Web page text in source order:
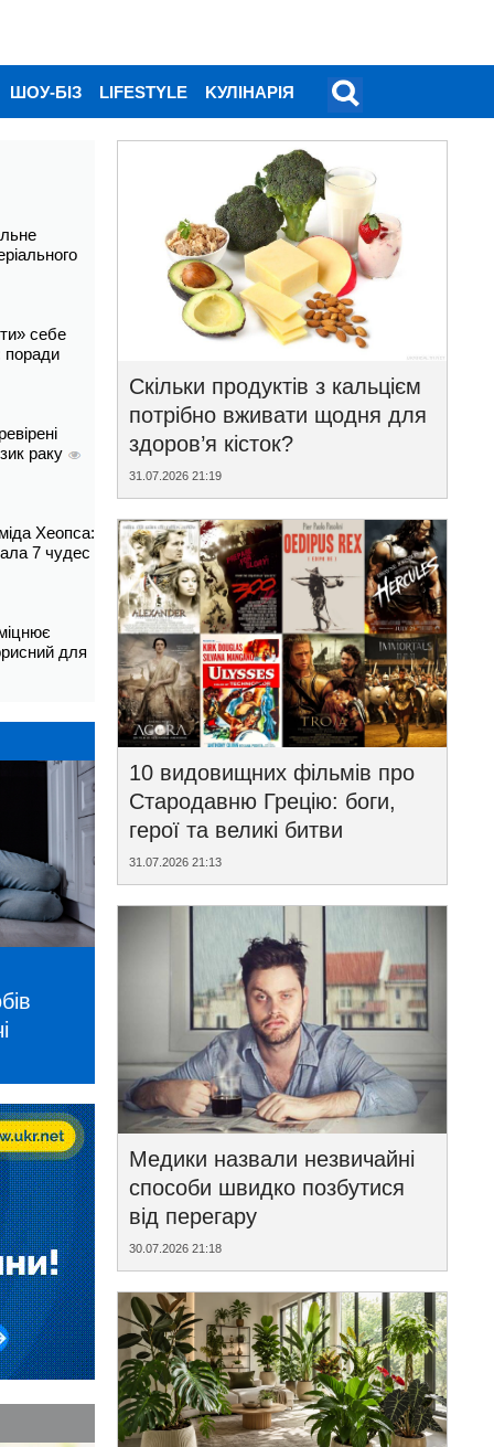
ШОУ-БІЗ LIFESTYLE KУЛІНАРІЯ
себе
поради
раку
Хеопса:
7 чудес
для
Скільки продуктів з кальцієм
потрібно вживати щодня для
здоров’я кісток?
31.07.2026 21:19
10 видовищних фільмів про
Стародавню Грецію: боги,
герої та великі битви
31.07.2026 21:13
Медики назвали незвичайні
способи швидко позбутися
від перегару
30.07.2026 21:18